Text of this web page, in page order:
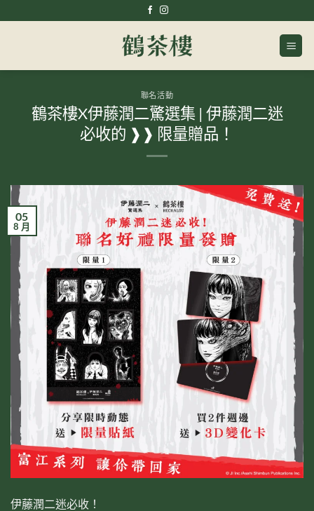
to
聯名活動
鶴茶樓X伊藤潤二驚選集 | 伊藤潤二迷
必收的 ❱❱ 限量贈品！
05
8 月
伊藤潤二迷必收！